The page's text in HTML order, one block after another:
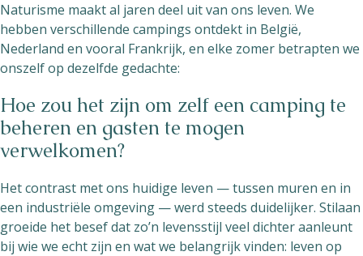
Naturisme maakt al jaren deel uit van ons leven. We
hebben verschillende campings ontdekt in België,
Nederland en vooral Frankrijk, en elke zomer betrapten we
onszelf op dezelfde gedachte:
Hoe zou het zijn om zelf een camping te
beheren en gasten te mogen
verwelkomen?
Het contrast met ons huidige leven — tussen muren en in
een industriële omgeving — werd steeds duidelijker. Stilaan
groeide het besef dat zo’n levensstijl veel dichter aanleunt
bij wie we echt zijn en wat we belangrijk vinden: leven op